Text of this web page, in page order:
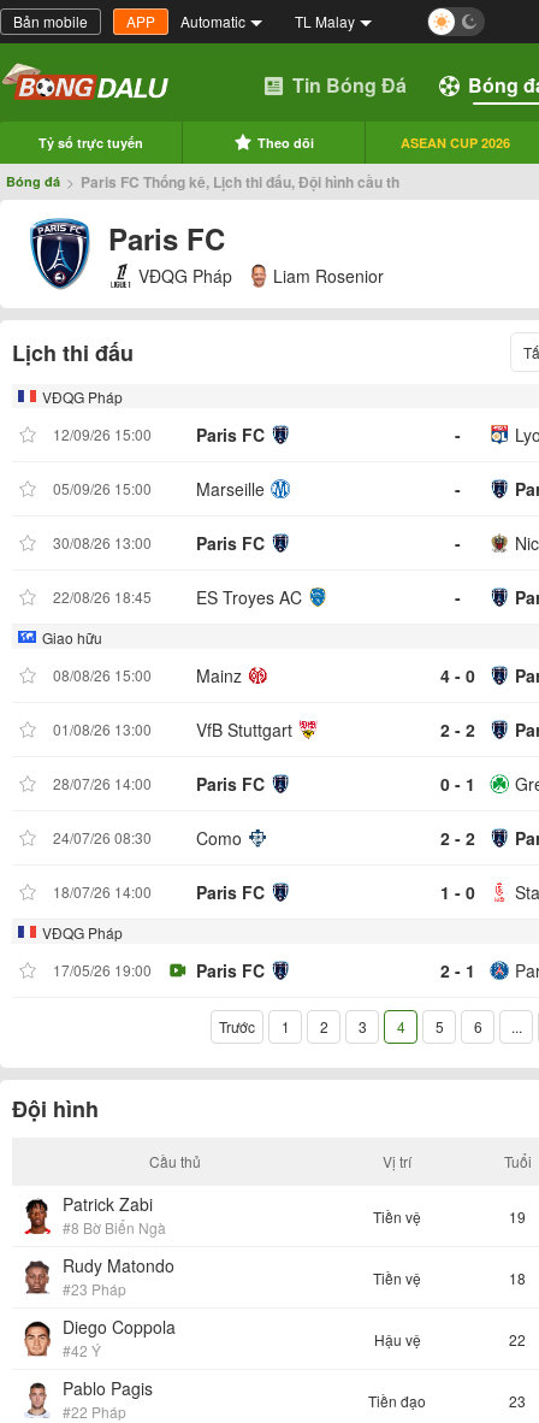
Bản mobile APP Automatic TL Malay
Tin Bóng Đá Bóng
Tỷ số trực tuyến Theo dõi ASEAN CUP 2026
Bóng đá > Paris FC Thống kê, Lịch thi đấu, Đội hình cầu th
Paris FC
VĐQG Pháp Liam Rosenior
Lịch thi đấu
VĐQG Pháp
12/09/26 15:00
Paris FC -
05/09/26 15:00 Marseille -
30/08/26 13:00 Paris FC -
22/08/26 18:45 ES Troyes AC -
Giao hữu
08/08/26 15:00
Mainz 4 - 0
01/08/26 13:00 VfB Stuttgart 2 - 2
28/07/26 14:00 Paris FC 0 - 1
24/07/26 08:30 Como 2 - 2
18/07/26 14:00 Paris FC 1 - 0
VĐQG Pháp
17/05/26 19:00
Paris FC 2 - 1
Trước 1 2 3 4 5 6 ...
Đội hình
Cầu thủ Vị trí Tuổi
Patrick Zabi
#8 Bờ Biển Ngà
Tiền vệ 19
Rudy Matondo
#23 Pháp
Tiền vệ 18
Diego Coppola
#42 Ý
Hậu vệ 22
Pablo Pagis
#22 Pháp
Tiền đạo 23